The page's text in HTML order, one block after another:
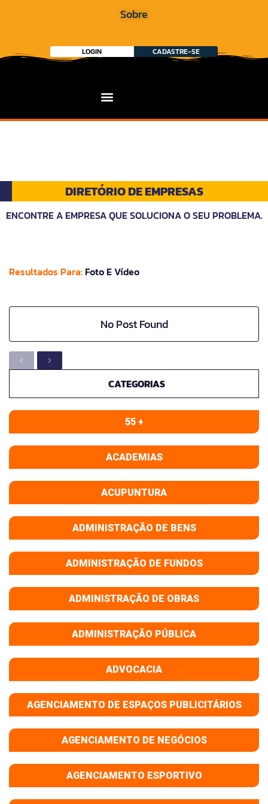
Sobre
LOGIN CADASTRE-SE
DIRETÓRIO DE EMPRESAS
ENCONTRE A EMPRESA QUE SOLUCIONA O SEU PROBLEMA.
Resultados Para: Foto E Vídeo
No Post Found
CATEGORIAS
55 +
ACADEMIAS
ACUPUNTURA
ADMINISTRAÇÃO DE BENS
ADMINISTRAÇÃO DE FUNDOS
ADMINISTRAÇÃO DE OBRAS
ADMINISTRAÇÃO PÚBLICA
ADVOCACIA
AGENCIAMENTO DE ESPAÇOS PUBLICITÁRIOS
AGENCIAMENTO DE NEGÓCIOS
AGENCIAMENTO ESPORTIVO